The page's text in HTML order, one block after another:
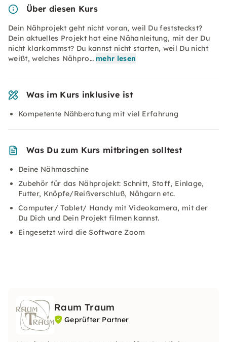
Über diesen Kurs
Dein Nähprojekt geht nicht voran, weil Du feststeckst?
Dein aktuelles Projekt hat eine Nähanleitung, mit der Du
nicht klarkommst? Du kannst nicht starten, weil Du nicht
weißt, welches Nähpro… mehr lesen
Was im Kurs inklusive ist
Kompetente Nähberatung mit viel Erfahrung
Was Du zum Kurs mitbringen solltest
Deine Nähmaschine
Zubehör für das Nähprojekt: Schnitt, Stoff, Einlage,
Futter, Knöpfe/Reißverschluß, Nähgarn etc.
Computer/ Tablet/ Handy mit Videokamera, mit der
Du Dich und Dein Projekt filmen kannst.
Eingesetzt wird die Software Zoom
Raum Traum
Geprüfter Partner